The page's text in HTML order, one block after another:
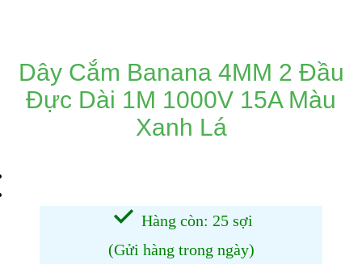
Dây Cắm Banana 4MM 2 Đầu
Đực Dài 1M 1000V 15A Màu
Xanh Lá
Hàng còn: 25 sợi
(Gửi hàng trong ngày)